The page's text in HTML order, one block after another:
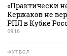
«Практически
Кержаков не
РПЛ в Кубке
09:16
ФУТБОЛ